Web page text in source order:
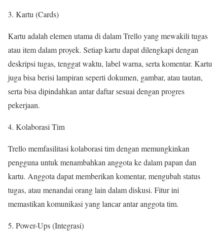
Kartu (Cards)
Kartu adalah elemen utama di dalam Trello yang mewakili tugas
atau item dalam proyek. Setiap kartu dapat dilengkapi dengan
deskripsi tugas, tenggat waktu, label warna, serta komentar. Kartu
juga bisa berisi lampiran seperti dokumen, gambar, atau tautan,
serta bisa dipindahkan antar daftar sesuai dengan progres
pekerjaan.
Kolaborasi Tim
Trello memfasilitasi kolaborasi tim dengan memungkinkan
pengguna untuk menambahkan anggota ke dalam papan dan
kartu. Anggota dapat memberikan komentar, mengubah status
tugas, atau menandai orang lain dalam diskusi. Fitur ini
memastikan komunikasi yang lancar antar anggota tim.
Power-Ups (Integrasi)